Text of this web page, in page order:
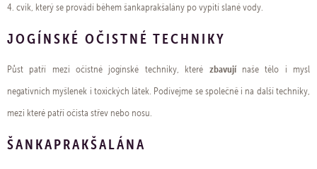
4. cvik, který se provádí během šankaprakšalány po vypití slané vody.
JOGÍNSKÉ OČISTNÉ TECHNIKY
Půst patří mezi očistné jogínské techniky, které zbavují naše tělo i mysl
negativních myšlenek i toxických látek. Podívejme se společně i na další techniky,
mezi které patří očista střev nebo nosu.
ŠANKAPRAKŠALÁNA